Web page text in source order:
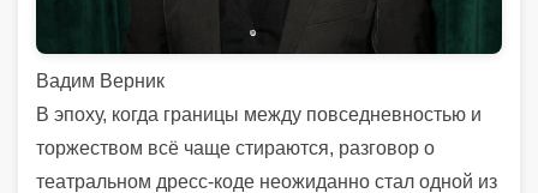
Вадим Верник
В эпоху, когда границы между повседневностью и
торжеством всё чаще стираются, разговор о
театральном дресс-коде неожиданно стал одной из